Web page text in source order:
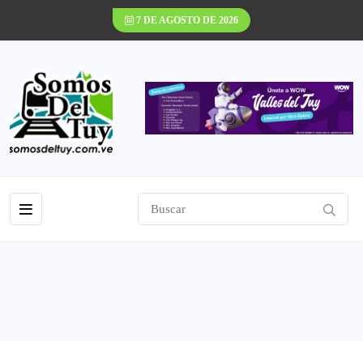
7 DE AGOSTO DE 2026